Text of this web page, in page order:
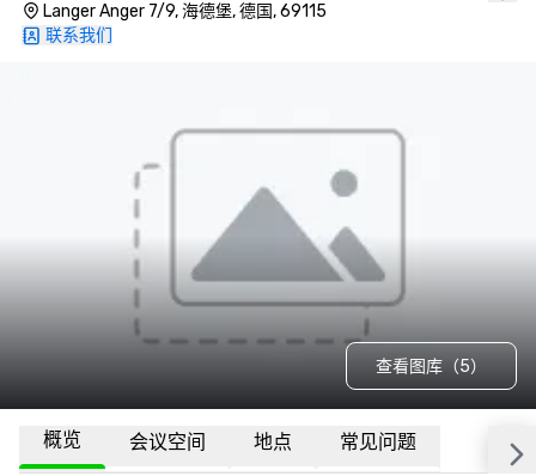
Langer Anger 7/9, 海德堡, 德国, 69115
联系我们
查看图库（5）
概览 会议空间 地点 常见问题